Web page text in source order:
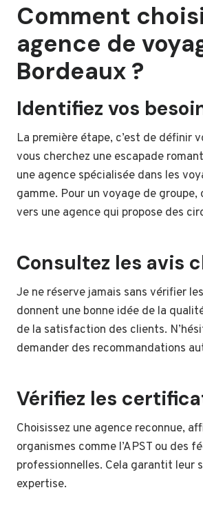
Comment
agence de
Bordeaux ?
Identifiez vos
La première étape, c’est de définir
vous cherchez une escapade
une agence spécialisée dans les
gamme. Pour un voyage de groupe,
vers une agence qui propose des
Consultez les avis
Je ne réserve jamais sans vérifier
donnent une bonne idée de la
de la satisfaction des clients.
demander des recommandations
Vérifiez les
Choisissez une agence reconnue,
organismes comme l’APST ou des
professionnelles. Cela garantit leur
expertise.